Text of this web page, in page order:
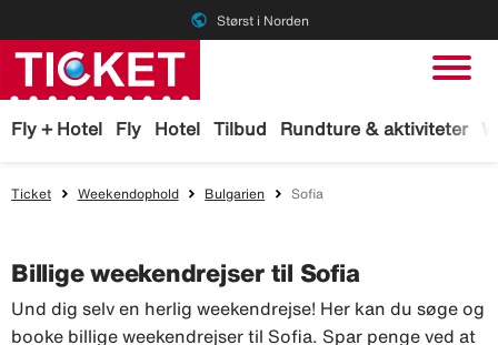
public Størst i Norden
Fly + Hotel Fly Hotel Tilbud Rundture & aktiviteter
Ticket Weekendophold Bulgarien Sofia
Billige weekendrejser til Sofia
Und dig selv en herlig weekendrejse! Her kan du søge og
booke billige weekendrejser til Sofia. Spar penge ved at